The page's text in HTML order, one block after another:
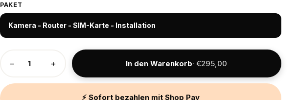
PAKET
Kamera - Router - SIM-Karte - Installation
− + In den Warenkorb· €295,00
⚡ Sofort bezahlen mit Shop Pay